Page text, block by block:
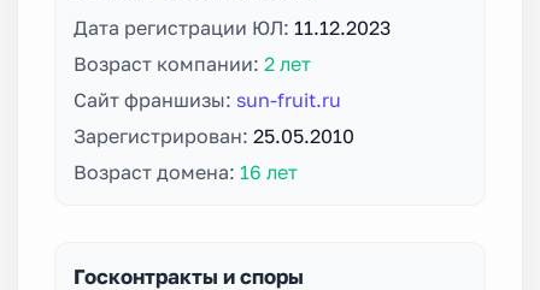
Дата регистрации ЮЛ: 11.12.2023
Возраст компании: 2 лет
Сайт франшизы: sun-fruit.ru
Зарегистрирован: 25.05.2010
Возраст домена: 16 лет
Госконтракты и споры